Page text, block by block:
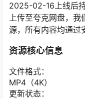
2025-02-16上线后
上传至夸克网盘，我
源，所有内容均通过
资源核心信息
文件格式：
MP4（4K）
更新状态：